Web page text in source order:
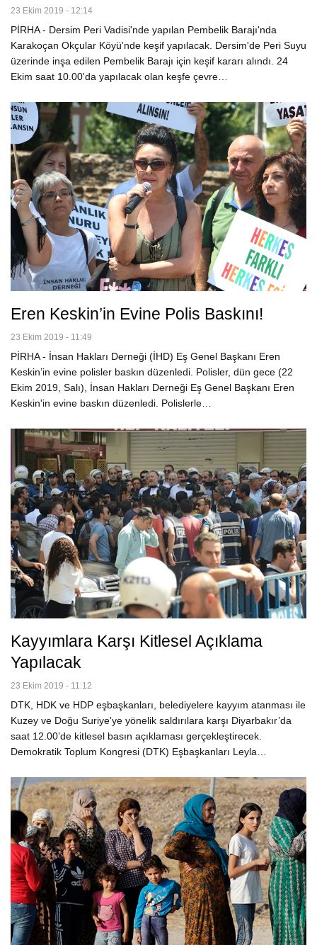
23 Ekim 2019 - 12:14
PİRHA - Dersim Peri Vadisi'nde yapılan Pembelik Barajı'nda
Karakoçan Okçular Köyü'nde keşif yapılacak. Dersim'de Peri Suyu
üzerinde inşa edilen Pembelik Barajı için keşif kararı alındı. 24
Ekim saat 10.00'da yapılacak olan keşfe çevre…
Eren Keskin’in Evine Polis Baskını!
23 Ekim 2019 - 11:49
PİRHA - İnsan Hakları Derneği (İHD) Eş Genel Başkanı Eren
Keskin’in evine polisler baskın düzenledi. Polisler, dün gece (22
Ekim 2019, Salı), İnsan Hakları Derneği Eş Genel Başkanı Eren
Keskin'in evine baskın düzenledi. Polislerle…
Kayyımlara Karşı Kitlesel Açıklama
Yapılacak
23 Ekim 2019 - 11:12
DTK, HDK ve HDP eşbaşkanları, belediyelere kayyım atanması ile
Kuzey ve Doğu Suriye'ye yönelik saldırılara karşı Diyarbakır’da
saat 12.00’de kitlesel basın açıklaması gerçekleştirecek.
Demokratik Toplum Kongresi (DTK) Eşbaşkanları Leyla…